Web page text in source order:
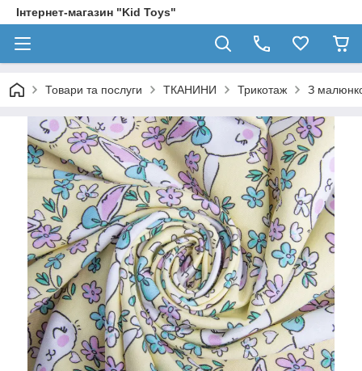
Інтернет-магазин "Kid Toys"
Товари та послуги ТКАНИНИ Трикотаж З